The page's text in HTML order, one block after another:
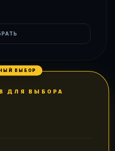
ВЫБОР
ДЛЯ ВЫБОРА